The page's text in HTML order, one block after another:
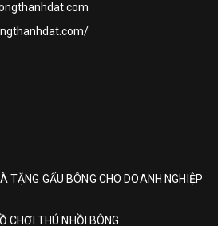
TẶNG GẤU BÔNG CHO DOANH NGHIỆP
CHƠI THÚ NHỒI BÔNG